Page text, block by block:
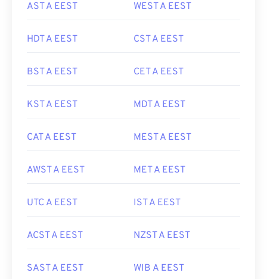
AST A EEST WEST A EEST
HDT A EEST CST A EEST
BST A EEST CET A EEST
KST A EEST MDT A EEST
CAT A EEST MEST A EEST
AWST A EEST MET A EEST
UTC A EEST IST A EEST
ACST A EEST NZST A EEST
SAST A EEST WIB A EEST